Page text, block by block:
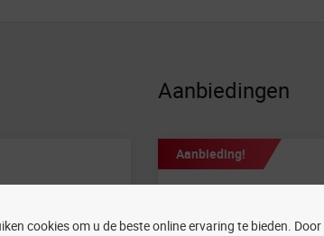
Aanbiedingen
Aanbieding!
cookies om u de beste online ervaring te bieden. Door